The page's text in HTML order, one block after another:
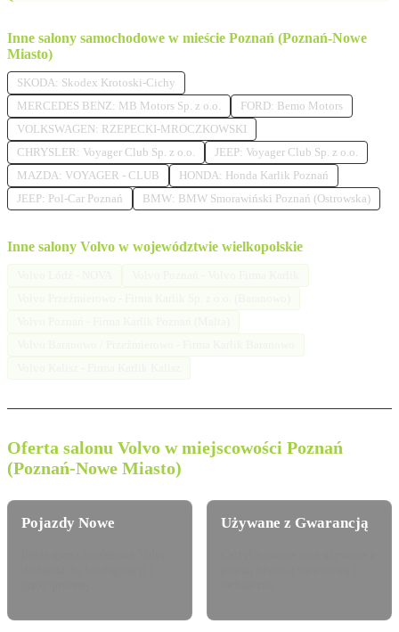
Inne salony samochodowe w mieście Poznań (Poznań-Nowe
Miasto)
SKODA: Skodex Krotoski-Cichy
MERCEDES BENZ: MB Motors Sp. z o.o.
FORD: Bemo Motors
VOLKSWAGEN: RZEPECKI-MROCZKOWSKI
CHRYSLER: Voyager Club Sp. z o.o.
JEEP: Voyager Club Sp. z o.o.
MAZDA: VOYAGER - CLUB
HONDA: Honda Karlik Poznań
JEEP: Pol-Car Poznań
BMW: BMW Smorawiński Poznań (Ostrowska)
Inne salony Volvo w województwie wielkopolskie
Oferta salonu Volvo w miejscowości Poznań
(Poznań-Nowe Miasto)
Pojazdy Nowe Używane z Gwarancją